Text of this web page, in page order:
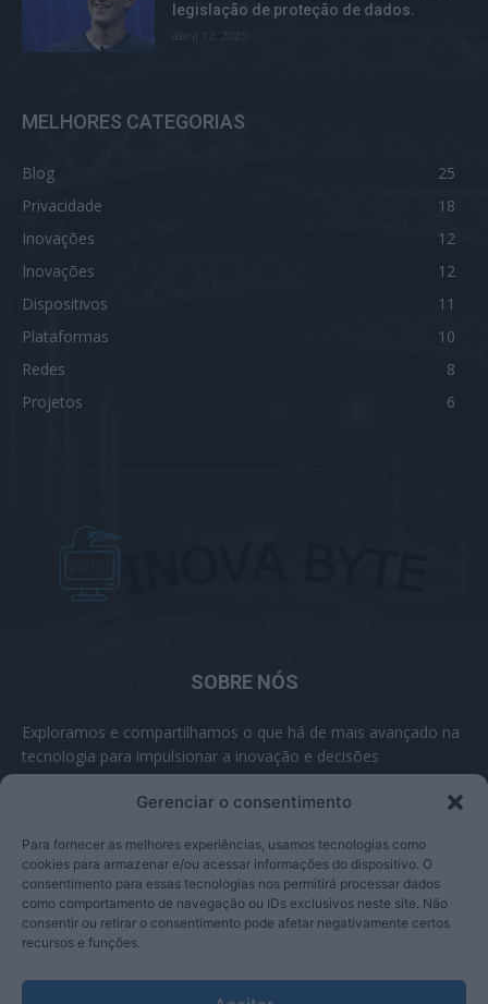
Gerenciar o consentimento
Para fornecer as melhores experiências, usamos tecnologias como
cookies para armazenar e/ou acessar informações do dispositivo. O
consentimento para essas tecnologias nos permitirá processar dados
como comportamento de navegação ou IDs exclusivos neste site. Não
consentir ou retirar o consentimento pode afetar negativamente certos
recursos e funções.
legislação de proteção de dados.
MELHORES CATEGORIAS
Blog
25
Privacidade
18
Inovações
12
Inovações
12
Dispositivos
11
Plataformas
10
Redes
8
Projetos
6
SOBRE NÓS
Exploramos e compartilhamos o que há de mais avançado na
tecnologia para impulsionar a inovação e decisões
inteligentes.
SIGA-NOS